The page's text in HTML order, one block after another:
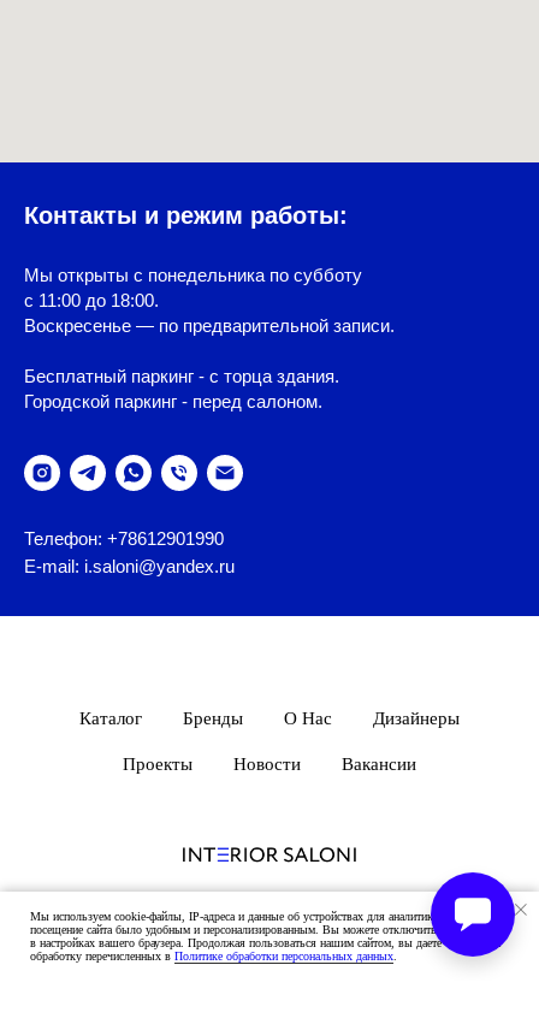
Контакты и режим работы:
Мы открыты с понедельника по субботу
с 11:00 до 18:00.
Воскресенье — по предварительной записи.
Бесплатный паркинг - с торца здания.
Городской паркинг - перед салоном.
Телефон: +78612901990
E-mail: i.saloni@yandex.ru
Мы используем cookie-файлы, IP-адреса и данные об устройствах для аналитики, чтобы ваше
посещение сайта было удобным и персонализированным. Вы можете отключить cookie-файлы
в настройках вашего браузера. Продолжая пользоваться нашим сайтом, вы даете согласие на
обработку перечисленных в Политике обработки персональных данных
Каталог Бренды О Нас Дизайнеры
Проекты Новости Вакансии
ЦЕНЫ ПРЕДСТАВЛЕННЫЕ НА САЙТЕ НОСЯТ
ОЗНАКОМИТЕЛЬНЫЙ ХАРАКТЕР!
ПОСЛЕ УТОЧНЕНИЯ ОТДЕЛОК И РАЗМЕРОВ ВАМ БУДЕТ